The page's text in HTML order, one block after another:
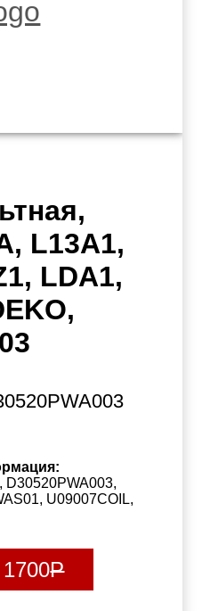
L13A1,
LDA1,
D30520PWA003,
U09007COIL,
1700Р